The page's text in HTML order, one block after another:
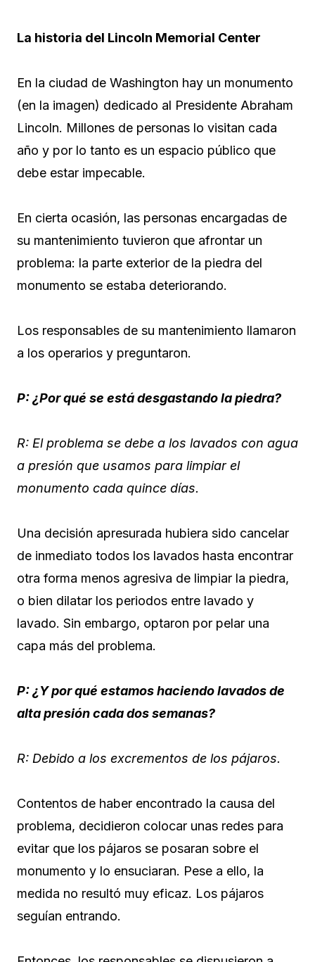
La historia del Lincoln Memorial Center
En la ciudad de Washington hay un monumento
(en la imagen) dedicado al Presidente Abraham
Lincoln. Millones de personas lo visitan cada
año y por lo tanto es un espacio público que
debe estar impecable.
En cierta ocasión, las personas encargadas de
su mantenimiento tuvieron que afrontar un
problema: la parte exterior de la piedra del
monumento se estaba deteriorando.
Los responsables de su mantenimiento llamaron
a los operarios y preguntaron.
P: ¿Por qué se está desgastando la piedra?
R: El problema se debe a los lavados con agua
a presión que usamos para limpiar el
monumento cada quince días.
Una decisión apresurada hubiera sido cancelar
de inmediato todos los lavados hasta encontrar
otra forma menos agresiva de limpiar la piedra,
o bien dilatar los periodos entre lavado y
lavado. Sin embargo, optaron por pelar una
capa más del problema.
P: ¿Y por qué estamos haciendo lavados de
alta presión cada dos semanas?
R: Debido a los excrementos de los pájaros.
Contentos de haber encontrado la causa del
problema, decidieron colocar unas redes para
evitar que los pájaros se posaran sobre el
monumento y lo ensuciaran. Pese a ello, la
medida no resultó muy eficaz. Los pájaros
seguían entrando.